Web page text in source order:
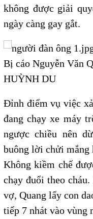
không được giải
ngày càng gay gắt.
Bị cáo Nguyễn Văn
HUỲNH DU
Đỉnh điểm vụ việc
đang chạy xe máy
ngược chiều nên
buông lời chửi mắng
Không kiềm chế
chạy đuổi theo
vợ, Quang lấy con
tiếp 7 nhát vào vùng